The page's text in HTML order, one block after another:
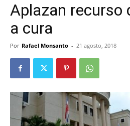
Aplazan recurso
a cura
Por Rafael Monsanto - 21 agosto, 2018